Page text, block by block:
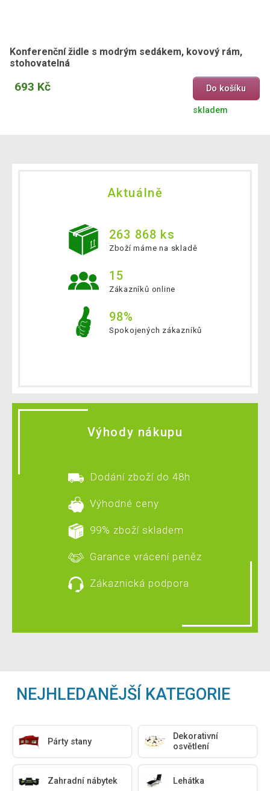
Konferenční židle s modrým sedákem, kovový rám,
stohovatelná
693 Kč Do košíku
skladem
Aktuálně
263 868 ks
Zboží máme na skladě
15
Zákazníků online
98%
Spokojených zákazníků
Výhody nákupu
Dodání zboží do 48h
Výhodné ceny
99% zboží skladem
Garance vrácení peněz
Zákaznická podpora
NEJHLEDANĚJŠÍ KATEGORIE
Párty stany
Dekorativní
osvětlení
Zahradní nábytek Lehátka